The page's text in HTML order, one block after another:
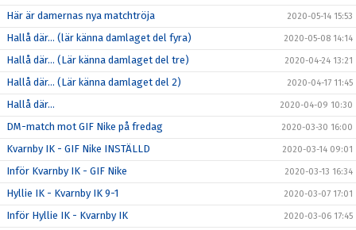
Här är damernas nya matchtröja 2020-05-14 15:53
Hallå där… (lär känna damlaget del fyra) 2020-05-08 14:14
Hallå där… (Lär känna damlaget del tre) 2020-04-24 13:21
Hallå där… (Lär känna damlaget del 2) 2020-04-17 11:45
Hallå där… 2020-04-09 10:30
DM-match mot GIF Nike på fredag 2020-03-30 16:00
Kvarnby IK - GIF Nike INSTÄLLD 2020-03-14 09:01
Inför Kvarnby IK - GIF Nike 2020-03-13 16:34
Hyllie IK - Kvarnby IK 9-1 2020-03-07 17:01
Inför Hyllie IK - Kvarnby IK 2020-03-06 17:45